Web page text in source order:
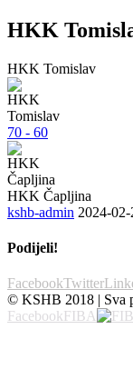
HKK
HKK Tomislav
70 - 60
HKK Čapljina
kshb-admin 2024-
Podijeli!
FacebookTwitter
© KSHB 2018 | Sva
FacebookFIBA